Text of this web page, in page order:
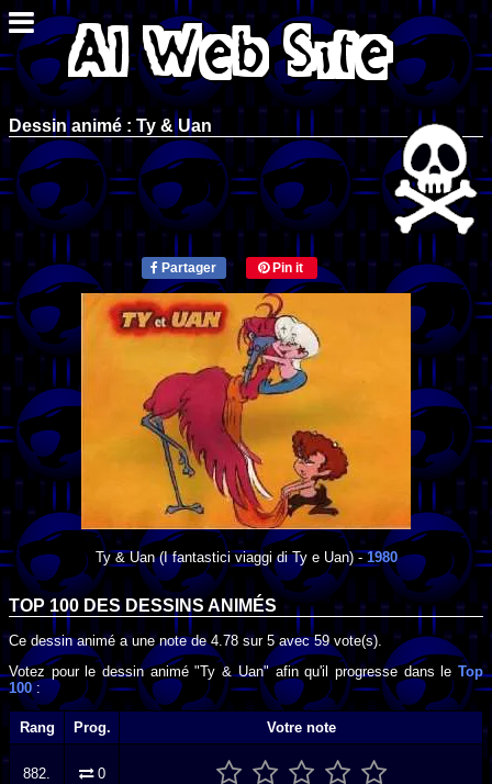
Dessin animé : Ty & Uan
Partager Pin it
Ty & Uan(I fantastici viaggi di Ty e Uan) -1980
TOP 100 DESDESSINS ANIMÉS
Ce dessin animé a une note de4.78 sur 5avec59vote(s).
Votez pour le dessin animé "Ty & Uan" afin qu'il progresse dans le Top
100:
Rang Prog. Votre note
882. 0